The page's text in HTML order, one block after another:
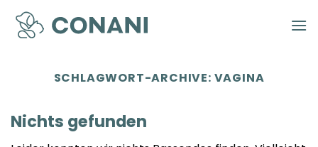
Zum
Inhalt
springen
SCHLAGWORT-ARCHIVE: VAGINA
Nichts gefunden